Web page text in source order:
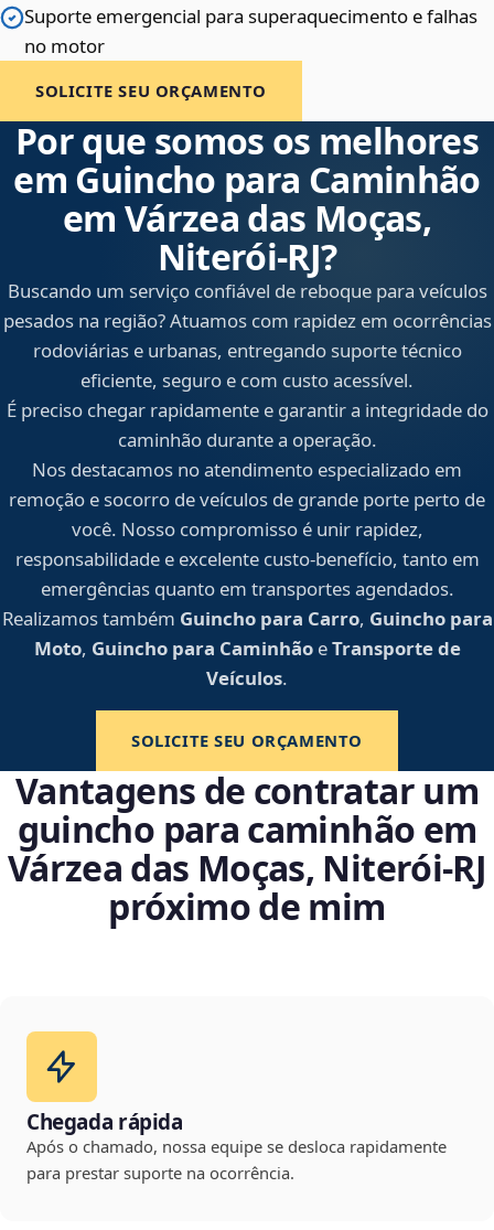
Suporte emergencial para superaquecimento e falhas
no motor
SOLICITE SEU ORÇAMENTO
Por que somos os melhores
em Guincho para Caminhão
em Várzea das Moças,
Niterói‑RJ?
Buscando um serviço confiável de reboque para veículos
pesados na região? Atuamos com rapidez em ocorrências
rodoviárias e urbanas, entregando suporte técnico
eficiente, seguro e com custo acessível.
É preciso chegar rapidamente e garantir a integridade do
caminhão durante a operação.
Nos destacamos no atendimento especializado em
remoção e socorro de veículos de grande porte perto de
você. Nosso compromisso é unir rapidez,
responsabilidade e excelente custo-benefício, tanto em
emergências quanto em transportes agendados.
Realizamos também Guincho para Carro, Guincho para
Moto, Guincho para CaminhãoeTransporte de
Veículos.
SOLICITE SEU ORÇAMENTO
Vantagens de contratar um
guincho para caminhão em
Várzea das Moças, Niterói‑RJ
próximo de mim
Chegada rápida
Após o chamado, nossa equipe se desloca rapidamente
para prestar suporte na ocorrência.